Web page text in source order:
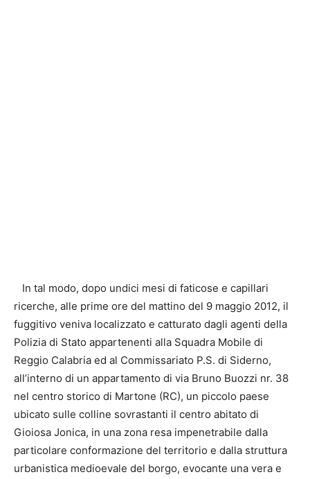
In tal modo, dopo undici mesi di faticose e capillari
ricerche, alle prime ore del mattino del 9 maggio 2012, il
fuggitivo veniva localizzato e catturato dagli agenti della
Polizia di Stato appartenenti alla Squadra Mobile di
Reggio Calabria ed al Commissariato P.S. di Siderno,
all’interno di un appartamento di via Bruno Buozzi nr. 38
nel centro storico di Martone (RC), un piccolo paese
ubicato sulle colline sovrastanti il centro abitato di
Gioiosa Jonica, in una zona resa impenetrabile dalla
particolare conformazione del territorio e dalla struttura
urbanistica medioevale del borgo, evocante una vera e